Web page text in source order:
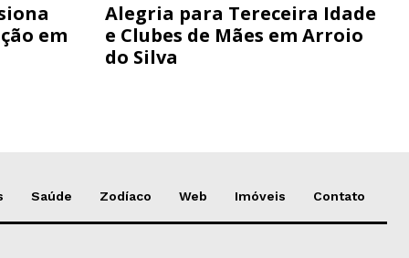
em
Alegria para Tereceira Idade
e Clubes de Mães em Arroio
do Silva
Saúde Zodíaco Web Imóveis Contato